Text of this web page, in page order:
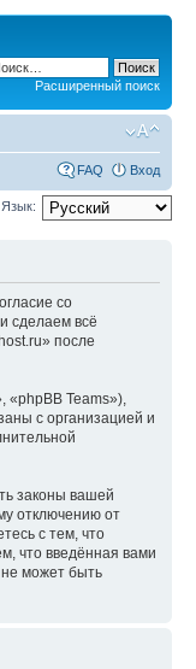
Расширенный поиск
FAQ Вход
Язык:
со
сделаем всё
после
«phpBB Teams»),
с организацией и
законы вашей
отключению от
с тем, что
что введённая вами
может быть